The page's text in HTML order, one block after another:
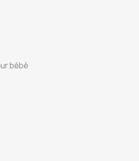
bébé